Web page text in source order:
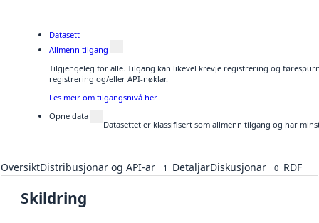
Datasett
Allmenn tilgang
Tilgjengeleg for alle. Tilgang kan likevel krevje registrering og
registrering og/eller API-nøklar.
Les meir om tilgangsnivå her
Opne data
Datasettet er klassifisert som allmenn tilgang og har
OversiktDistribusjonar og API-ar 1 DetaljarDiskusjonar 0 RDF
Skildring